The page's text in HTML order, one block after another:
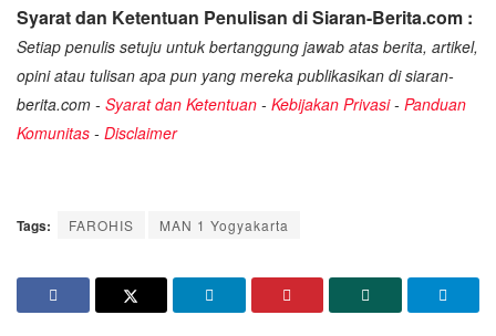
Syarat dan Ketentuan Penulisan di Siaran-Berita.com :
Setiap penulis setuju untuk bertanggung jawab atas berita, artikel,
opini atau tulisan apa pun yang mereka publikasikan di siaran-
berita.com - Syarat dan Ketentuan - Kebijakan Privasi- Panduan
Komunitas - Disclaimer
Tags: FAROHIS MAN 1 Yogyakarta